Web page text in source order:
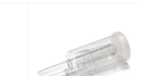
мойки и дезинфекции
сифоны для розлива с фильтром